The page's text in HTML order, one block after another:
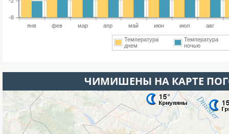
янв фев мар апр май июн июл авг
-8
Температура
днем
Температура
ночью
ЧИМИШЕНЫ НА КАРТЕ